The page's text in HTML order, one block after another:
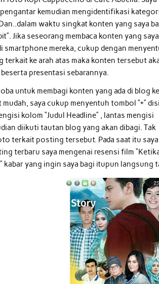
kemudian mengidentifikasi
waktu singkat konten yang saya
Jika seseorang membaca konten yang saya
smartphone mereka, cukup dengan
terkait ke arah atas maka konten tersebut
presentasi sebarannya.
untuk membagi konten yang ada di blog ke
saya cukup menyentuh tombol “+”
kolom “Judul Headline” , lantas mengisi
diikuti tautan blog yang akan dibagi. Tak
terkait posting tersebut. Pada saat itu saya
terbaru saya mengenai resensi film
kabar yang ingin saya bagi itupun langsung